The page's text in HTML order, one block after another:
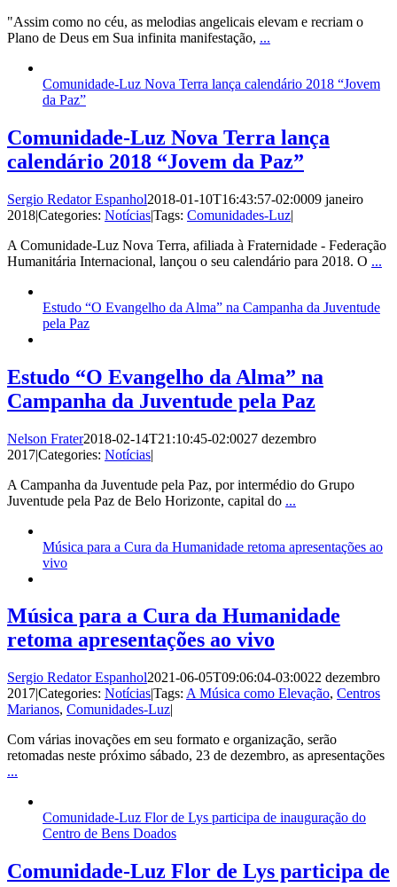
"Assim como no céu, as melodias angelicais elevam e recriam o
Plano de Deus em Sua infinita manifestação, ...
Comunidade-Luz Nova Terra lança calendário 2018 “Jovem
da Paz”
Comunidade-Luz Nova Terra lança
calendário 2018 “Jovem da Paz”
Sergio Redator Espanhol2018-01-10T16:43:57-02:0009 janeiro
2018|Categories: Notícias|Tags: Comunidades-Luz|
A Comunidade-Luz Nova Terra, afiliada à Fraternidade - Federação
Humanitária Internacional, lançou o seu calendário para 2018. O ...
Estudo “O Evangelho da Alma” na Campanha da Juventude
pela Paz
Estudo “O Evangelho da Alma” na
Campanha da Juventude pela Paz
Nelson Frater2018-02-14T21:10:45-02:0027 dezembro
2017|Categories: Notícias|
A Campanha da Juventude pela Paz, por intermédio do Grupo
Juventude pela Paz de Belo Horizonte, capital do ...
Música para a Cura da Humanidade retoma apresentações ao
vivo
Música para a Cura da Humanidade
retoma apresentações ao vivo
Sergio Redator Espanhol2021-06-05T09:06:04-03:0022 dezembro
2017|Categories: Notícias|Tags: A Música como Elevação, Centros
Marianos, Comunidades-Luz|
Com várias inovações em seu formato e organização, serão
retomadas neste próximo sábado, 23 de dezembro, as apresentações
...
Comunidade-Luz Flor de Lys participa de inauguração do
Centro de Bens Doados
Comunidade-Luz Flor de Lys participa de